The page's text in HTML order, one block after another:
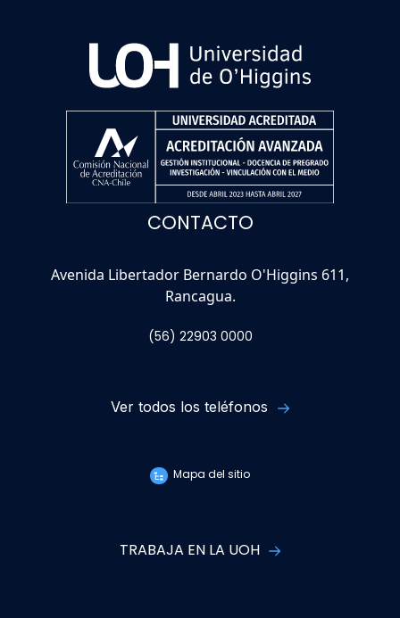
CONTACTO
Avenida Libertador Bernardo O'Higgins 611,
Rancagua.
(56) 22903 0000
Ver todos los teléfonos
Mapa del sitio
TRABAJA EN LA UOH